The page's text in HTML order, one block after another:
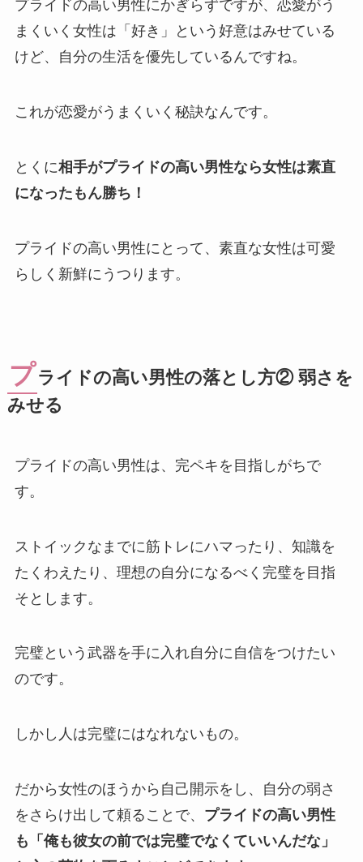
プライドの高い男性にかぎらずですが、恋愛がう
まくいく女性は「好き」という好意はみせている
けど、自分の生活を優先しているんですね。
これが恋愛がうまくいく秘訣なんです。
とくに相手がプライドの高い男性なら女性は素直
になったもん勝ち！
プライドの高い男性にとって、素直な女性は可愛
らしく新鮮にうつります。
プライドの高い男性の落とし方② 弱さを
みせる
プライドの高い男性は、完ペキを目指しがちで
す。
ストイックなまでに筋トレにハマったり、知識を
たくわえたり、理想の自分になるべく完璧を目指
そとします。
完璧という武器を手に入れ自分に自信をつけたい
のです。
しかし人は完璧にはなれないもの。
だから女性のほうから自己開示をし、自分の弱さ
をさらけ出して頼ることで、 プライドの高い男性
も「俺も彼女の前では完璧でなくていいんだな」